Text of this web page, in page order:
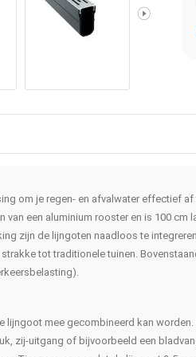
om je regen- en afvalwater effectief af
een aluminium rooster en is 100 cm
zijn de lijngoten naadloos te
tot traditionele tuinen.
lijngoot mee gecombineerd kan worden.
zij-uitgang of bijvoorbeeld een